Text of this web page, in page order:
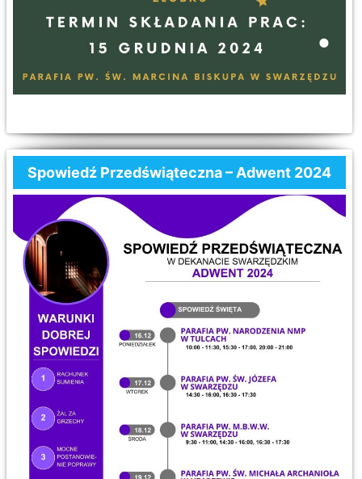
Spowiedź Przedświąteczna – Adwent 2024